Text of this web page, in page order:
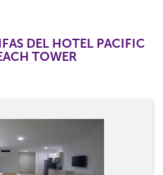
DEL HOTEL PACIFIC
TOWER